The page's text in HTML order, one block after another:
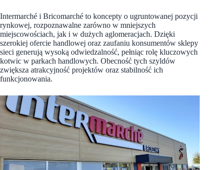
Intermarché i Bricomarché to koncepty o ugruntowanej pozycji
rynkowej, rozpoznawalne zarówno w mniejszych
miejscowościach, jak i w dużych aglomeracjach. Dzięki
szerokiej ofercie handlowej oraz zaufaniu konsumentów sklepy
sieci generują wysoką odwiedzalność, pełniąc rolę kluczowych
kotwic w parkach handlowych. Obecność tych szyldów
zwiększa atrakcyjność projektów oraz stabilność ich
funkcjonowania.